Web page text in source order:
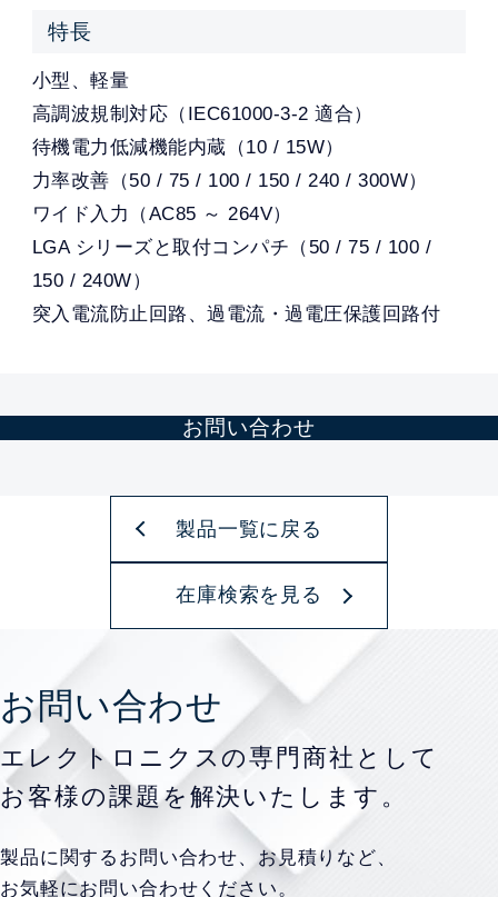
特長
小型、軽量
高調波規制対応（IEC61000-3-2 適合）
待機電力低減機能内蔵（10 / 15W）
力率改善（50 / 75 / 100 / 150 / 240 / 300W）
ワイド入力（AC85 ～ 264V）
LGA シリーズと取付コンパチ（50 / 75 / 100 /
150 / 240W）
突入電流防止回路、過電流・過電圧保護回路付
お問い合わせ
製品一覧に戻る
在庫検索を見る
お問い合わせ
エレクトロニクスの専門商社として
お客様の課題を 解決いたします。
製品に関するお問い合わせ、お見積りなど、
お気軽にお問い合わせください。